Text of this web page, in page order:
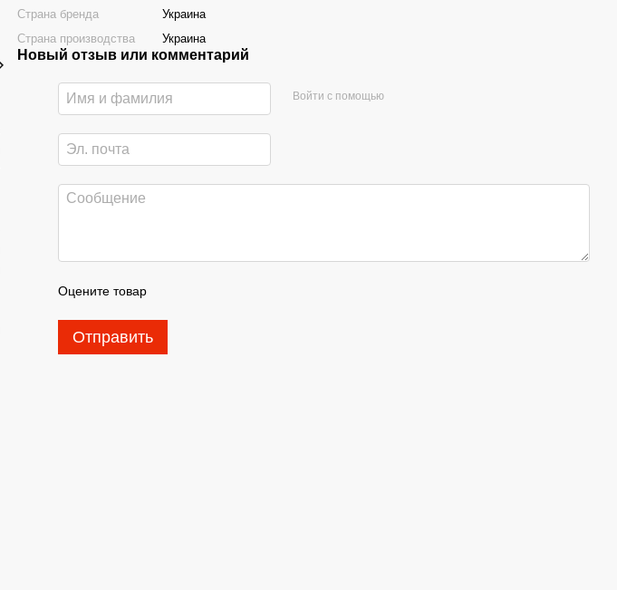
Страна бренда
Украина
Страна производства
Украина
Новый отзыв или комментарий
Войти с помощью
Оцените товар
Отправить